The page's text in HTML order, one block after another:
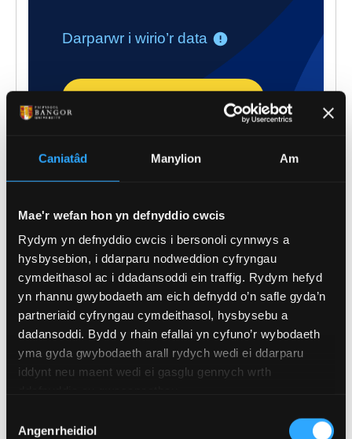
Caniatâd Manylion Am
Mae'r wefan hon yn defnyddio cwcis
Rydym yn defnyddio cwcis i bersonoli cynnwys a
hysbysebion, i ddarparu nodweddion cyfryngau
cymdeithasol ac i ddadansoddi ein traffig. Rydym hefyd
yn rhannu gwybodaeth am eich defnydd o’n safle gyda’n
partneriaid cyfryngau cymdeithasol, hysbysebu a
dadansoddi. Bydd y rhain efallai yn cyfuno’r wybodaeth
yma gyda gwybodaeth arall rydych wedi ei ddarparu
iddynt neu maent wedi ei gasglu gennych wrth
Caniatâd
Angenrheidiol